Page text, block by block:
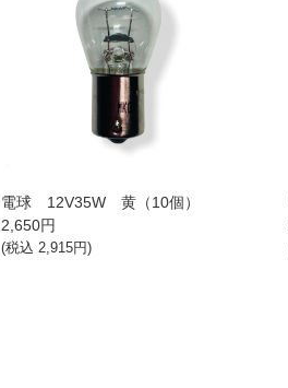
電球 12V35W 黄（10個）
2,650円
(税込2,915円)